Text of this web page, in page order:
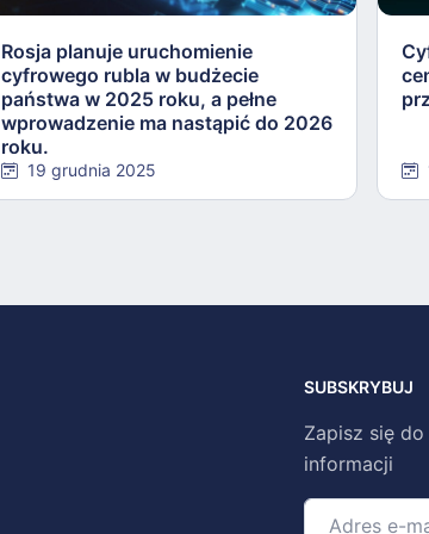
Rosja planuje uruchomienie
cyfrowego rubla w budżecie
państwa w 2025 roku, a pełne
wprowadzenie ma nastąpić do 2026
roku.
19 grudnia 2025
SUBSKRYBUJ
Zapisz się
informacji